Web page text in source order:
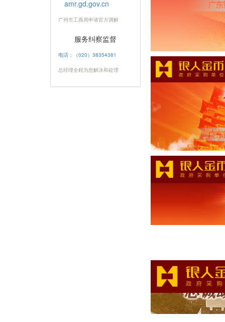
amr.gd.gov.cn
广州市工商局申请官方调解
服务纠察监督
电话：（020）38354381
总经理全程为您解决和处理